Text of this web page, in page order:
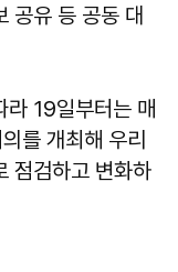
공유 등 공동 대
라 19일부터는 매
를 개최해 우리
점검하고 변화하